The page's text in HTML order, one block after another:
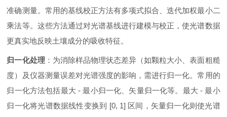
准确测量。常用的基线校正方法有多项式拟合、迭代加权最小二
乘法等。这些方法通过对光谱基线进行建模与校正，使光谱数据
更真实地反映土壤成分的吸收特征。
归一化处理 ：为消除样品物理状态差异（如颗粒大小、表面粗糙
度）及仪器测量误差对光谱强度的影响，需进行归一化。常用的
归一化方法包括最大 - 最小归一化、矢量归一化等。最大 - 最小
归一化将光谱数据线性变换到 [0, 1] 区间，矢量归一化则使光谱